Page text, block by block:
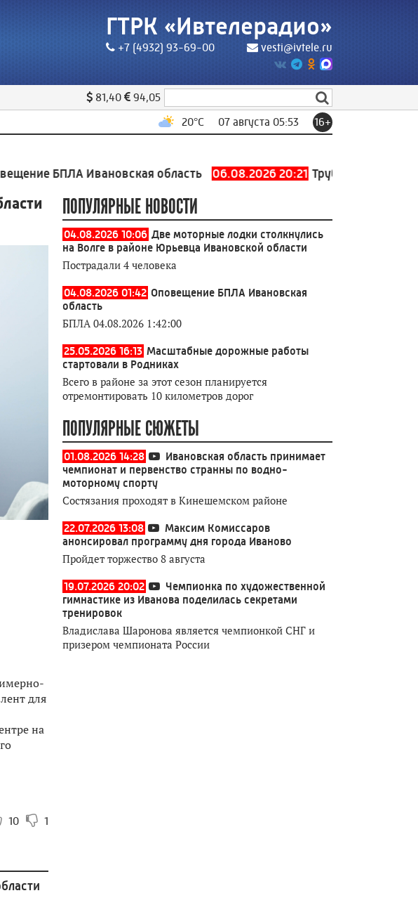
ГТРК «Ивтелерадио»
+7 (4932) 93-69-00 vesti@ivtele.ru
81,40
94,05
20°C 07 августа 05:53 16+
Ивановская область 06.08.2026 20:21 Трубопровод холодного
для
на
10 1
ПОПУЛЯРНЫЕ НОВОСТИ
04.08.2026 10:06 Две моторные лодки столкнулись
на Волге в районе Юрьевца Ивановской области
Пострадали 4 человека
04.08.2026 01:42 Оповещение БПЛА Ивановская
область
БПЛА 04.08.2026 1:42:00
25.05.2026 16:13 Масштабные дорожные работы
стартовали в Родниках
Всего в районе за этот сезон планируется
отремонтировать 10 километров дорог
ПОПУЛЯРНЫЕ СЮЖЕТЫ
01.08.2026 14:28
Ивановская область принимает
чемпионат и первенство странны по водно-
моторному спорту
Состязания проходят в Кинешемском районе
22.07.2026 13:08
Максим Комиссаров
анонсировал программу дня города Иваново
Пройдет торжество 8 августа
19.07.2026 20:02
Чемпионка по художественной
гимнастике из Иванова поделилась секретами
тренировок
Владислава Шаронова является чемпионкой СНГ и
призером чемпионата России